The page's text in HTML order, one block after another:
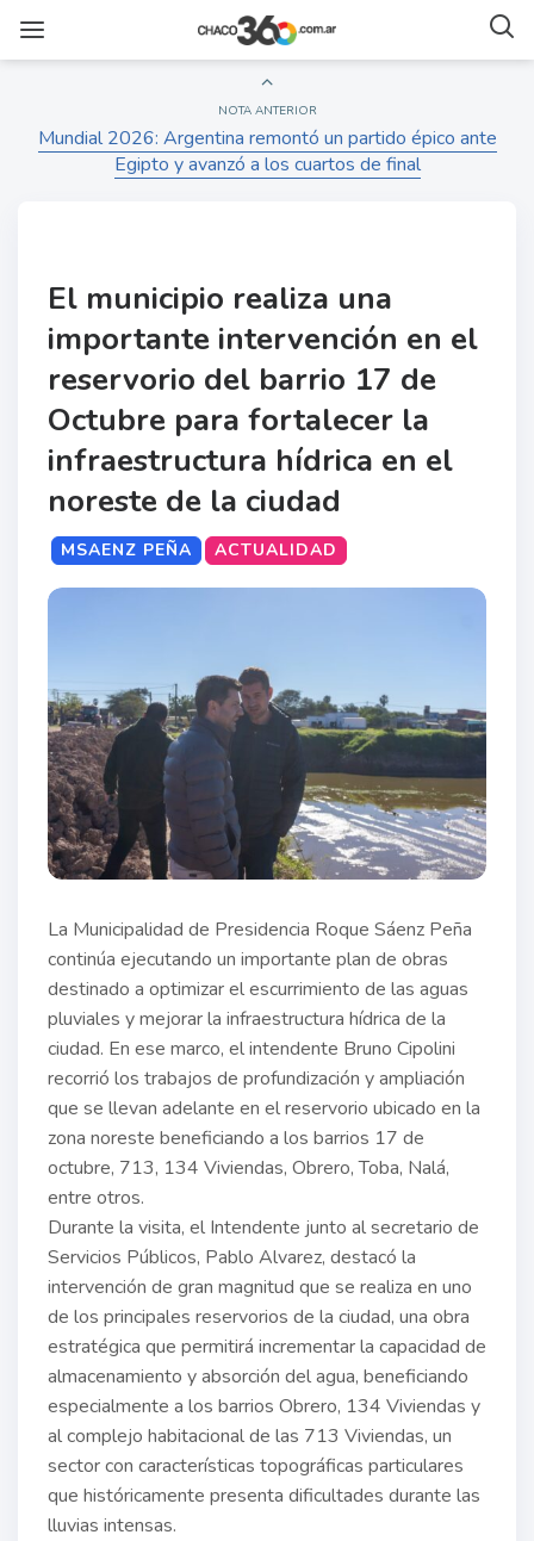
NOTA ANTERIOR
Mundial 2026: Argentina remontó un partido épico ante
Egipto y avanzó a los cuartos de final
El municipio realiza una
importante intervención en el
reservorio del barrio 17 de
Octubre para fortalecer la
infraestructura hídrica en el
noreste de la ciudad
MSAENZ PEÑA ACTUALIDAD
La Municipalidad de Presidencia Roque Sáenz Peña
continúa ejecutando un importante plan de obras
destinado a optimizar el escurrimiento de las aguas
pluviales y mejorar la infraestructura hídrica de la
ciudad. En ese marco, el intendente Bruno Cipolini
recorrió los trabajos de profundización y ampliación
que se llevan adelante en el reservorio ubicado en la
zona noreste beneficiando a los barrios 17 de
octubre, 713, 134 Viviendas, Obrero, Toba, Nalá,
entre otros.
Durante la visita, el Intendente junto al secretario de
Servicios Públicos, Pablo Alvarez, destacó la
intervención de gran magnitud que se realiza en uno
de los principales reservorios de la ciudad, una obra
estratégica que permitirá incrementar la capacidad de
almacenamiento y absorción del agua, beneficiando
especialmente a los barrios Obrero, 134 Viviendas y
al complejo habitacional de las 713 Viviendas, un
sector con características topográficas particulares
que históricamente presenta dificultades durante las
lluvias intensas.